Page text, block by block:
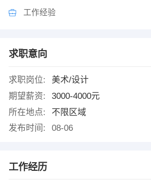
工作经验
求职意向
求职岗位:
美术/设计
期望薪资:
3000-4000元
所在地点:
不限区域
发布时间:
08-06
工作经历